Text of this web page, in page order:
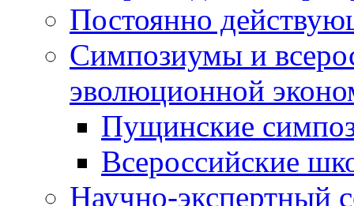
Постоянно
Симпозиумы и
эволюционной
Пущинские
Всероссийские
Научно-экспертный